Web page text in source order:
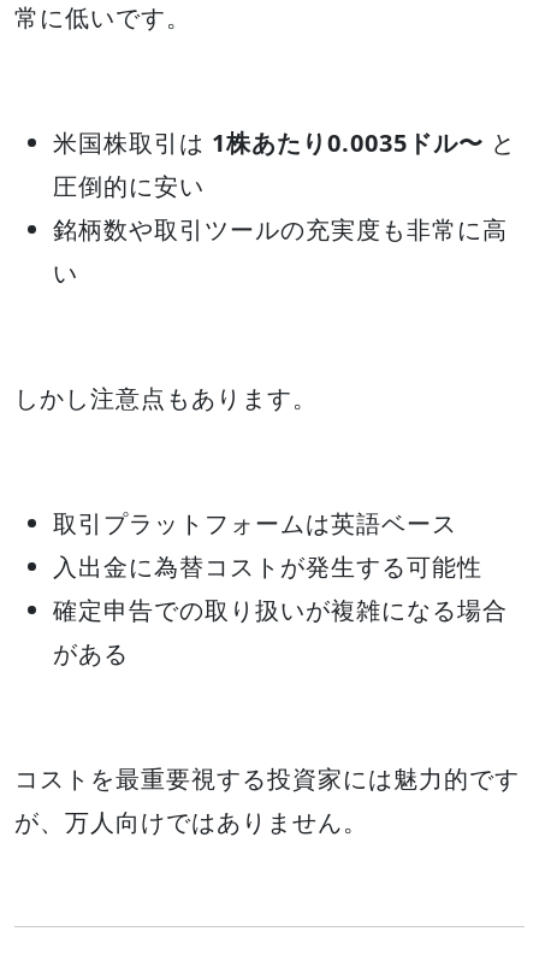
常に低いです。
米国株取引は 1株あたり0.0035ドル〜 と
圧倒的に安い
銘柄数や取引ツールの充実度も非常に高
い
しかし注意点もあります。
取引プラットフォームは英語ベース
入出金に為替コストが発生する可能性
確定申告での取り扱いが複雑になる場合
がある
コストを最重要視する投資家には魅力的です
が、万人向けではありません。